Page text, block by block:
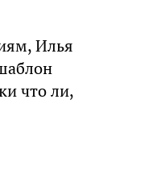
Илья
что ли,